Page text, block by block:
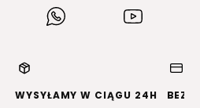
(Otwiera
(Otwiera
nowej
WYSYŁAMY W CIĄGU 24H